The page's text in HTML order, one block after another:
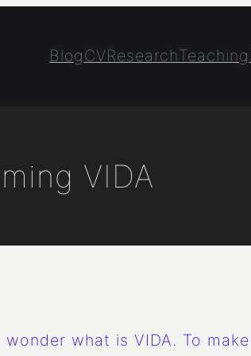
BlogCVResearchTeaching
VIDA
what is VIDA. To